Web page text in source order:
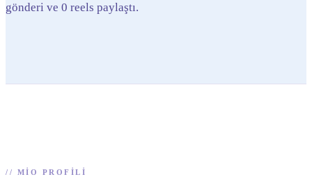
gönderi ve 0 reels paylaştı.
// MIO PROFILI